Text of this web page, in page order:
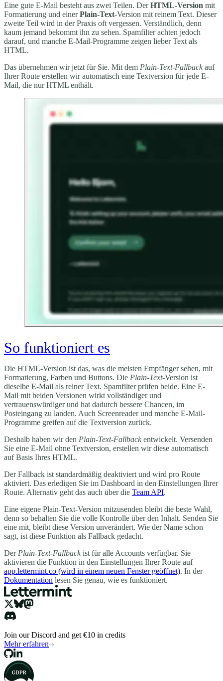
Eine gute E-Mail besteht aus zwei Teilen. DerHTML-Version mit
Formatierung und einerPlain-Text-Version mit reinem Text. Dieser
zweite Teil wird in der Praxis oft vergessen. Verständlich, denn
kaum jemand bekommt ihn zu sehen. Spamfilter achten jedoch
darauf, und manche E-Mail-Programme zeigen lieber Text als
HTML.
Das übernehmen wir jetzt für Sie. Mit dem Plain-Text-Fallbackauf
Ihrer Route erstellen wir automatisch eine Textversion für jede E-
Mail, die nur HTML enthält.
So funktioniert es
Die HTML-Version ist das, was die meisten Empfänger sehen, mit
Formatierung, Farben und Buttons. Die Plain-Text-Version ist
dieselbe E-Mail als reiner Text. Spamfilter prüfen beide. Eine E-
Mail mit beiden Versionen wirkt vollständiger und
vertrauenswürdiger und hat dadurch bessere Chancen, im
Posteingang zu landen. Auch Screenreader und manche E-Mail-
Programme greifen auf die Textversion zurück.
Deshalb haben wir den Plain-Text-Fallbackentwickelt. Versenden
Sie eine E-Mail ohne Textversion, erstellen wir diese automatisch
auf Basis Ihres HTML.
Der Fallback ist standardmäßig deaktiviert und wird pro Route
aktiviert. Das erledigen Sie im Dashboard in den Einstellungen Ihrer
Route. Alternativ geht das auch über die Team API.
Eine eigene Plain-Text-Version mitzusenden bleibt die beste Wahl,
denn so behalten Sie die volle Kontrolle über den Inhalt. Senden Sie
eine mit, bleibt diese Version unverändert. Wie der Name schon
sagt, ist diese Funktion als Fallback gedacht.
Der Plain-Text-Fallbackist für alle Accounts verfügbar. Sie
aktivieren die Funktion in den Einstellungen Ihrer Route auf
app.lettermint.co (wird in einem neuen Fenster geöffnet). In der
Dokumentation lesen Sie genau, wie es funktioniert.
Join our Discord and get €10 in credits
Mehr erfahren